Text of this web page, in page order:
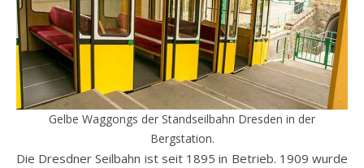
Gelbe Waggongs der Standseilbahn Dresden in der
Bergstation.
Die Dresdner Seilbahn ist seit 1895 in Betrieb. 1909 wurde